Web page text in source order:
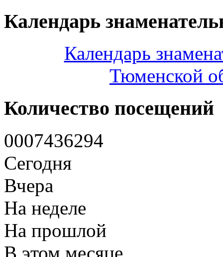
Календарь
Календарь
Тюменской
Количество посещений
0007436294
Сегодня
Вчера
На неделе
На прошлой
В этом месяце